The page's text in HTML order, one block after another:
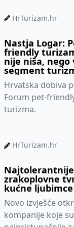
HrTurizam.hr
Nastja Logar:
friendly
nije niša, nego
segment
Hrvatska dobiva
Forum pet-
turizma.
HrTurizam.hr
Najtolerantnije
zrakoplovne
kućne ljubimce
Novo izvješće
kompanije koje su